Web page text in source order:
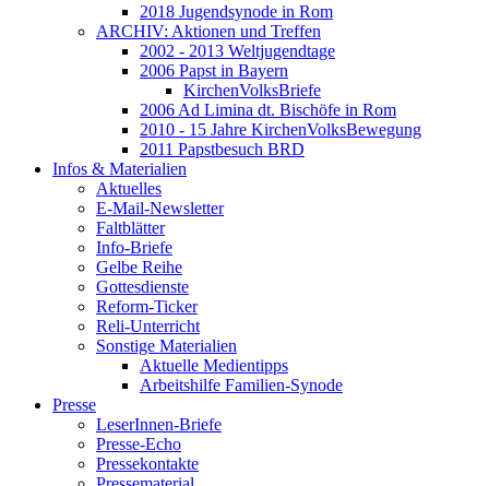
2018 Jugendsynode in Rom
ARCHIV: Aktionen und Treffen
2002 - 2013 Weltjugendtage
2006 Papst in Bayern
KirchenVolksBriefe
2006 Ad Limina dt. Bischöfe in Rom
2010 - 15 Jahre KirchenVolksBewegung
2011 Papstbesuch BRD
Infos & Materialien
Aktuelles
E-Mail-Newsletter
Faltblätter
Info-Briefe
Gelbe Reihe
Gottesdienste
Reform-Ticker
Reli-Unterricht
Sonstige Materialien
Aktuelle Medientipps
Arbeitshilfe Familien-Synode
Presse
LeserInnen-Briefe
Presse-Echo
Pressekontakte